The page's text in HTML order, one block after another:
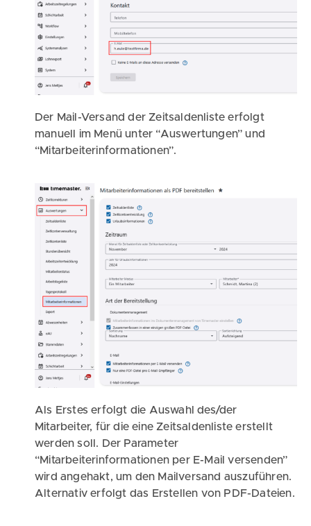
Der Mail-Versand der Zeitsaldenliste erfolgt
manuell im Menü unter “Auswertungen” und
“Mitarbeiterinformationen”.
Als Erstes erfolgt die Auswahl des/der
Mitarbeiter, für die eine Zeitsaldenliste erstellt
werden soll. Der Parameter
“Mitarbeiterinformationen per E-Mail versenden”
wird angehakt, um den Mailversand auszuführen.
Alternativ erfolgt das Erstellen von PDF-Dateien.